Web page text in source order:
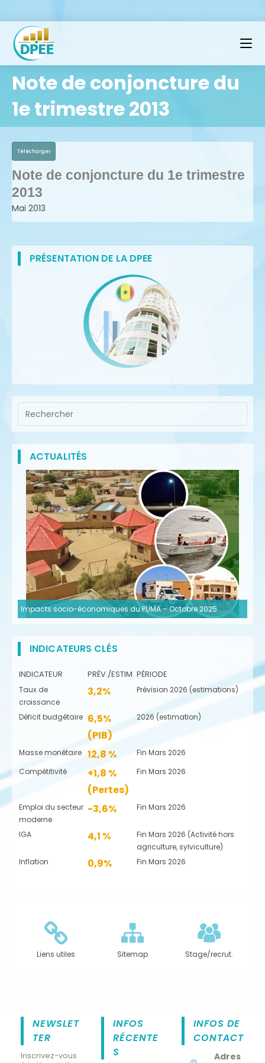
Note de conjoncture du
1e trimestre 2013
Télécharger
Note de conjoncture du 1e trimestre
2013
Mai 2013
PRÉSENTATION DE LA DPEE
ACTUALITÉS
Impacts socio-économiques du PUMA – Octobre 2025
INDICATEURS CLÉS
INDICATEUR PRÉV./ESTIM. PÉRIODE
Taux de
croissance
3,2% Prévision 2026 (estimations)
Déficit budgétaire 6,5%
(PIB)
2026 (estimation)
Masse monétaire 12,8 %
Fin Mars 2026
Compétitivité
+1,8 %
(Pertes)
Fin Mars 2026
Emploi du secteur
moderne
-3,6% Fin Mars 2026
IGA 4,1 %
Fin Mars 2026 (Activité hors
agriculture, sylviculture)
Inflation
0,9% Fin Mars 2026
Liens utiles Sitemap Stage/recrut.
NEWSLET
TER
Inscrivez-vous
INFOS
RÉCENTE
S
INFOS DE
CONTACT
Adres